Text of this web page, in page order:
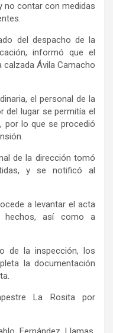
no contar con medidas
del despacho de la
informó que el
calzada Ávila Camacho
el personal de la
del lugar sepermitía el
por lo que se procedió
de la dirección tomó
y se notificó al
a levantar el acta
hechos, así como a
de la inspección, los
la documentación
La Rosita por